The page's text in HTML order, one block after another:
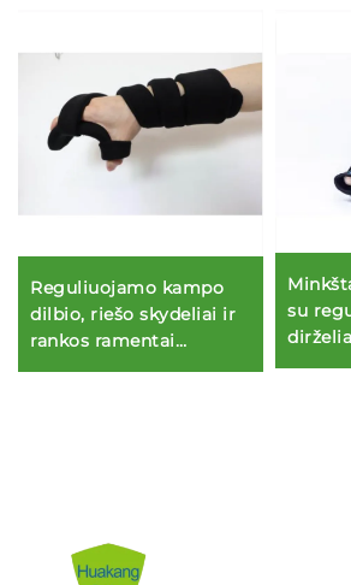
Reguliuojamo kampo
dilbio, riešo skydeliai ir
rankos ramentai
karpiniam tuneliui
su
pėdos